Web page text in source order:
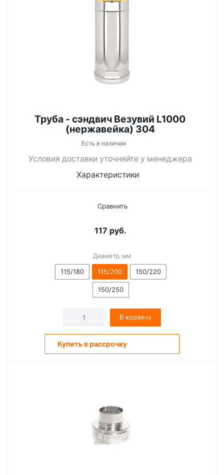
Труба - сэндвич Везувий L1000
(нержавейка) 304
Есть в наличии
Условия доставки уточняйте у менеджера
Характеристики
Сравнить
117 руб.
Диаметр, мм
115/180 115/200 150/220
150/250
В корзину
Купить в рассрочку